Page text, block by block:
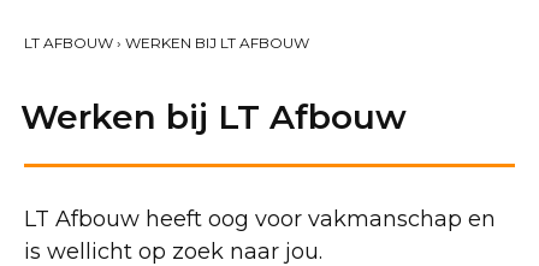
LT AFBOUW › WERKEN BIJ LT AFBOUW
Werken bij LT Afbouw
LT Afbouw heeft oog voor vakmanschap en
is wellicht op zoek naar jou.